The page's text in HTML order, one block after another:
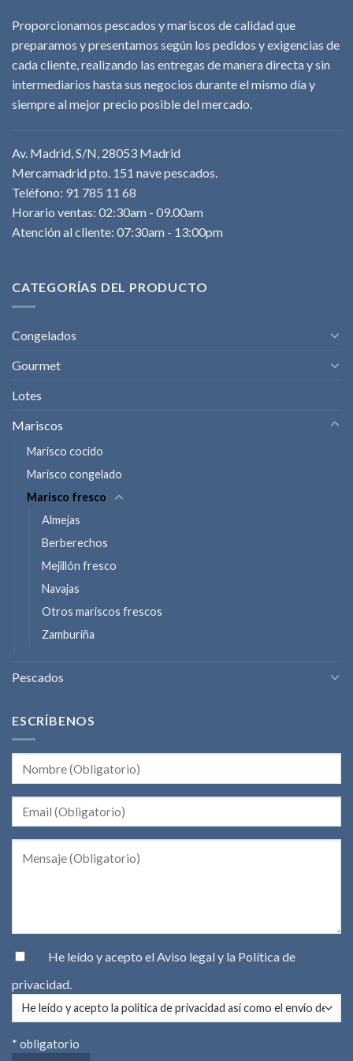
Proporcionamos pescados y mariscos de calidad que
preparamos y presentamos según los pedidos y exigencias de
cada cliente, realizando las entregas de manera directa y sin
intermediarios hasta sus negocios durante el mismo día y
siempre al mejor precio posible del mercado.
Av. Madrid, S/N, 28053 Madrid
Mercamadrid pto. 151 nave pescados.
Teléfono: 91 785 11 68
Horario ventas: 02:30am - 09.00am
Atención al cliente: 07:30am - 13:00pm
CATEGORÍAS DEL PRODUCTO
Congelados
Gourmet
Lotes
Mariscos
Marisco cocido
Marisco congelado
Marisco fresco
Almejas
Berberechos
Mejillón fresco
Navajas
Otros mariscos frescos
Zamburiña
Pescados
ESCRÍBENOS
He leído y acepto el Aviso legaly la Política de
privacidad
* obligatorio